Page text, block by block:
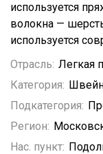
используется
волокна —
используется
Отрасль: Легкая
Категория:
Подкатегория:
Регион:
Нас. пункт: